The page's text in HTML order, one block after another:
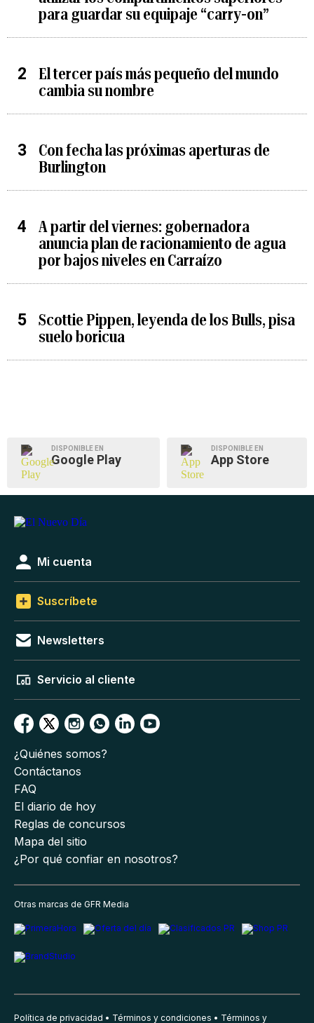
para guardar su equipaje “carry-on”
El tercer país más pequeño del mundo
cambia su nombre
Con fecha las próximas aperturas de
Burlington
A partir del viernes: gobernadora
anuncia plan de racionamiento de agua
por bajos niveles en Carraízo
Scottie Pippen, leyenda de los Bulls, pisa
suelo boricua
DISPONIBLE EN
Google Play
DISPONIBLE EN
App Store
Mi cuenta
Suscríbete
Newsletters
Servicio al cliente
¿Quiénes somos?
Contáctanos
FAQ
El diario de hoy
Reglas de concursos
Mapa del sitio
¿Por qué confiar en nosotros?
Otras marcas de GFR Media
Política de privacidad Términos y condiciones Términos y